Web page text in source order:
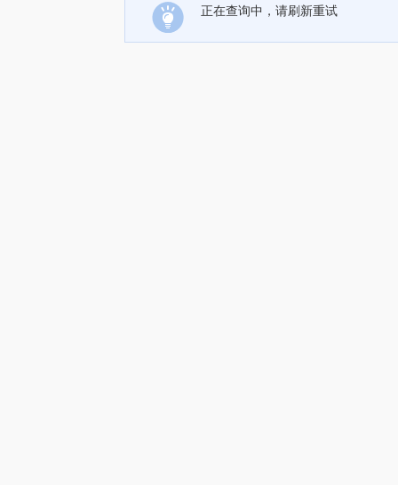
正在查询中，请刷新重试